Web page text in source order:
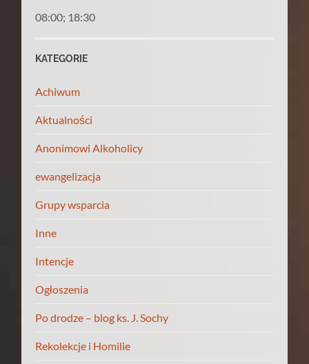
08:00; 18:30
KATEGORIE
Achiwum
Aktualności
Anonimowi Alkoholicy
ewangelizacja
Grupy wsparcia
Inne
Intencje
Ogłoszenia
Po drodze – blog ks. J. Sochy
Rekolekcje i Homilie